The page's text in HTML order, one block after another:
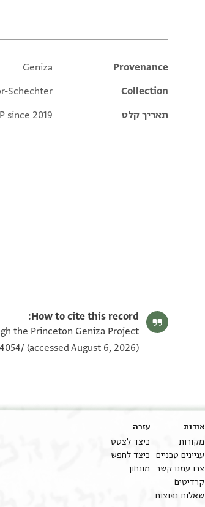
Additional metadata
Provenance
Geniza
Collection
Schechter
תאריך קלט
since 2019
How to cite this record:
the Princeton Geniza Project
(accessed August 6, 2026).
אודות
מקורות
עניינים טכניים
צרו עמנו קשר
קרדיטים
שאלות נפוצות
עזרה
כיצד לצטט
כיצד לחפש
מונחון